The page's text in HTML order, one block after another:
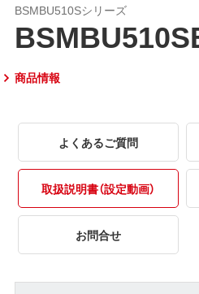
BSMBU510Sシリーズ
商品情報
よくあるご質問
取扱説明書（設定動画）
お問合せ